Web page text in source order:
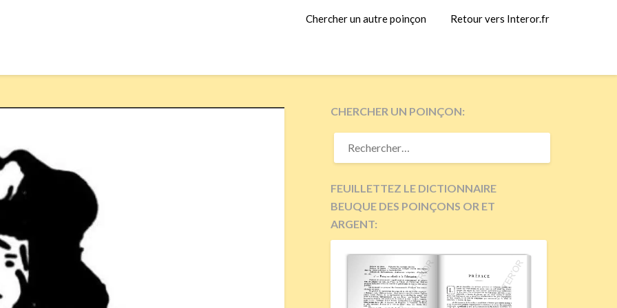
Chercher un autre poinçon Retour vers Interor.fr
CHERCHER UN POINÇON:
RECHERCHER :
FEUILLETTEZ LE DICTIONNAIRE
BEUQUE DES POINÇONS OR ET
ARGENT: